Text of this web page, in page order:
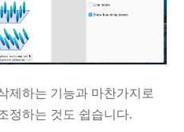
제하는 기능과 마찬가지로
정하는 것도 쉽습니다.